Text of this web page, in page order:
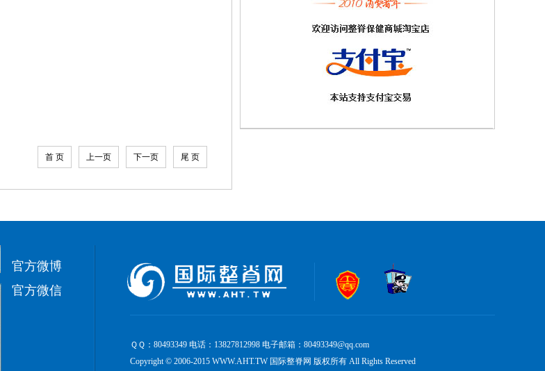
首 页 上一页 下一页 尾 页
官方微博
官方微信
ＱＱ：80493349 电话：13827812998 电子邮箱： 80493349@qq.com
Copyright © 2006-2015 WWW.AHT.TW 国际整脊网 版权所有 All Rights Reserved